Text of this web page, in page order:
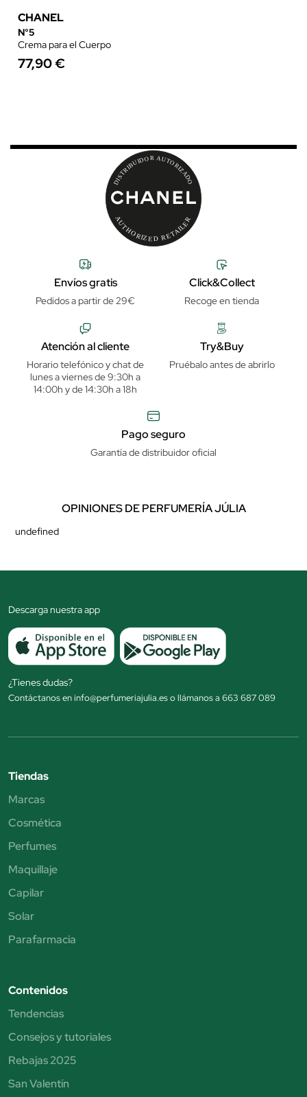
CHANEL
N°5
Crema para el Cuerpo
77,90 €
Envíos gratis
Pedidos a partir de 29€
Click&Collect
Recoge en tienda
Atención al cliente
Horario telefónico y chat de
lunes a viernes de 9:30h a
14:00h y de 14:30h a 18h
Try&Buy
Pruébalo antes de abrirlo
Pago seguro
Garantía de distribuidor oficial
OPINIONES DE PERFUMERÍA JÚLIA
undefined
Descarga nuestra app
¿Tienes dudas?
Contáctanos en info@perfumeriajulia.es o llámanos a 663 687 089
Tiendas
Marcas
Cosmética
Perfumes
Maquillaje
Capilar
Solar
Parafarmacia
Contenidos
Tendencias
Consejos y tutoriales
Rebajas 2025
San Valentín